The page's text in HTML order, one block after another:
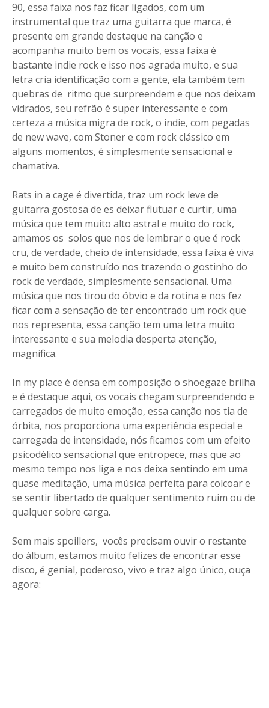
90, essa faixa nos faz ficar ligados, com um
instrumental que traz uma guitarra que marca, é
presente em grande destaque na canção e
acompanha muito bem os vocais, essa faixa é
bastante indie rock e isso nos agrada muito, e sua
letra cria identificação com a gente, ela também tem
quebras de ritmo que surpreendem e que nos deixam
vidrados, seu refrão é super interessante e com
certeza a música migra de rock, o indie, com pegadas
de new wave, com Stoner e com rock clássico em
alguns momentos, é simplesmente sensacional e
chamativa.
Rats in a cage é divertida, traz um rock leve de
guitarra gostosa de es deixar flutuar e curtir, uma
música que tem muito alto astral e muito do rock,
amamos os solos que nos de lembrar o que é rock
cru, de verdade, cheio de intensidade, essa faixa é viva
e muito bem construído nos trazendo o gostinho do
rock de verdade, simplesmente sensacional. Uma
música que nos tirou do óbvio e da rotina e nos fez
ficar com a sensação de ter encontrado um rock que
nos representa, essa canção tem uma letra muito
interessante e sua melodia desperta atenção,
magnifica.
In my place é densa em composição o shoegaze brilha
e é destaque aqui, os vocais chegam surpreendendo e
carregados de muito emoção, essa canção nos tia de
órbita, nos proporciona uma experiência especial e
carregada de intensidade, nós ficamos com um efeito
psicodélico sensacional que entropece, mas que ao
mesmo tempo nos liga e nos deixa sentindo em uma
quase meditação, uma música perfeita para colcoar e
se sentir libertado de qualquer sentimento ruim ou de
qualquer sobre carga.
Sem mais spoillers, vocês precisam ouvir o restante
do álbum, estamos muito felizes de encontrar esse
disco, é genial, poderoso, vivo e traz algo único, ouça
agora: